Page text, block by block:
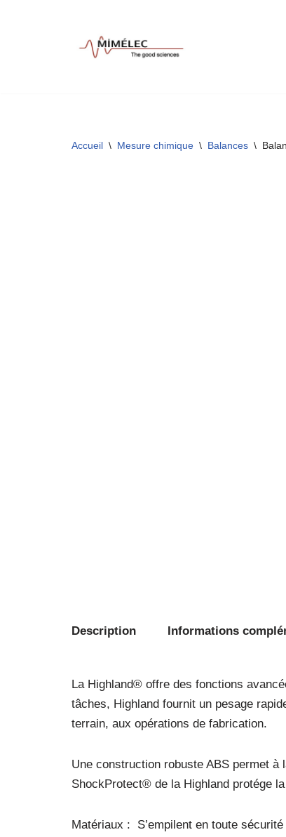
Accueil \ Mesure chimique \ Balances \
Description Informations
La Highland® offre des fonctions
tâches, Highland fournit un pesage
terrain, aux opérations de fabrication.
Une construction robuste ABS permet
ShockProtect® de la Highland protége
Matériaux :
S’empilent en toute